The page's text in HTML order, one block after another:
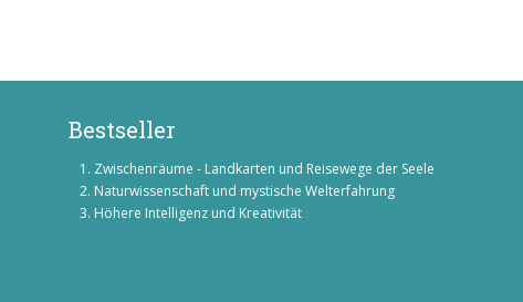
Bestseller
Zwischenräume - Landkarten und Reisewege der Seele
Naturwissenschaft und mystische Welterfahrung
Höhere Intelligenz und Kreativität